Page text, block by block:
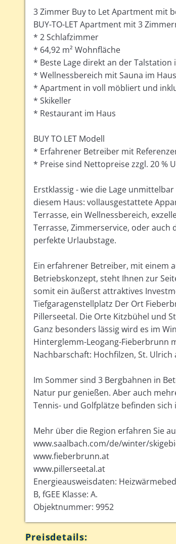
3 Zimmer Buy to Let Apartment mit
BUY-TO-LET Apartment mit 3
* 2 Schlafzimmer
* 64,92 m² Wohnfläche
* Beste Lage direkt an der Talstation
* Wellnessbereich mit Sauna im Haus
* Apartment in voll möbliert und
* Skikeller
* Restaurant im Haus
BUY TO LET Modell
* Erfahrener Betreiber mit
* Preise sind Nettopreise zzgl. 20 %
Erstklassig - wie die Lage
diesem Haus: vollausgestattete
Terrasse, ein Wellnessbereich,
Terrasse, Zimmerservice, oder
perfekte Urlaubstage.
Ein erfahrener Betreiber, mit einem
Betriebskonzept, steht Ihnen zur
somit ein äußerst attraktives
Tiefgaragenstellplatz Der Ort
Pillerseetal. Die Orte Kitzbühel und
Ganz besonders lässig wird es im
Hinterglemm-Leogang-Fieberbrunn
Nachbarschaft: Hochfilzen, St. Ulrich
Im Sommer sind 3 Bergbahnen in
Natur pur genießen. Aber auch
Tennis- und Golfplätze befinden
Mehr über die Region erfahren Sie
www.saalbach.com/de/winter/
www.fieberbrunn.at
www.pillerseetal.at
Energieausweisdaten:
B, fGEE Klasse: A.
Objektnummer: 9952
Preisdetails: